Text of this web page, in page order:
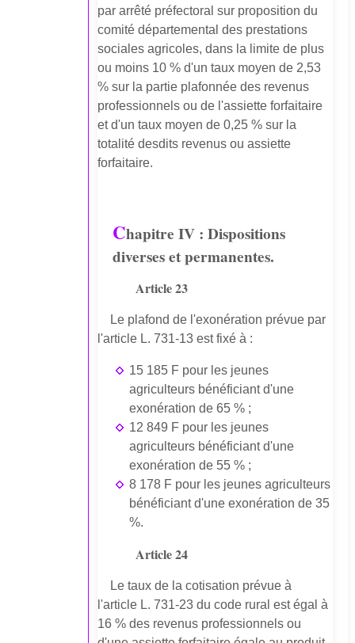
par arrêté préfectoral sur proposition du
comité départemental des prestations
sociales agricoles, dans la limite de plus
ou moins 10 % d'un taux moyen de 2,53
% sur la partie plafonnée des revenus
professionnels ou de l'assiette forfaitaire
et d'un taux moyen de 0,25 % sur la
totalité desdits revenus ou assiette
forfaitaire.
Chapitre IV : Dispositions
diverses et permanentes.
Article 23
Le plafond de l'exonération prévue par
l'article L. 731-13 est fixé à :
15 185 F pour les jeunes
agriculteurs bénéficiant d'une
exonération de 65 % ;
12 849 F pour les jeunes
agriculteurs bénéficiant d'une
exonération de 55 % ;
8 178 F pour les jeunes agriculteurs
bénéficiant d'une exonération de 35
%.
Article 24
Le taux de la cotisation prévue à
l'article L. 731-23 du code rural est égal à
16 % des revenus professionnels ou